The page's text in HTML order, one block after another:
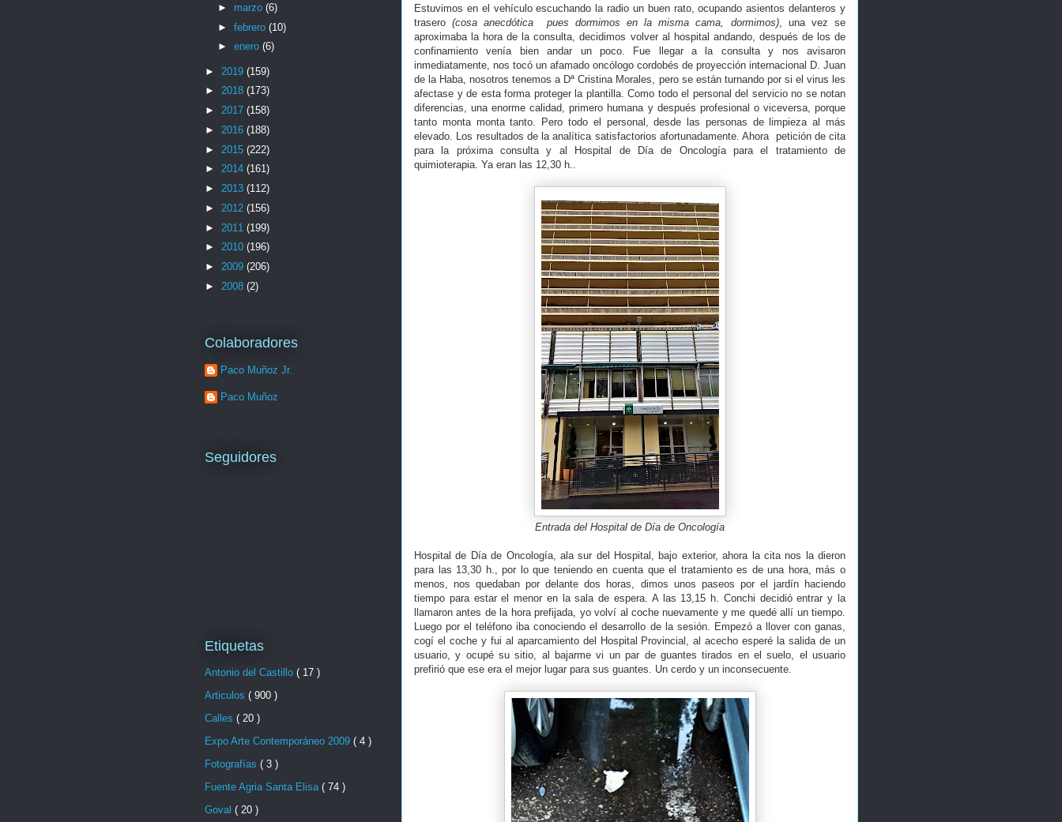
Estuvimos en el vehículo escuchando la radio un buen rato, ocupando asientos delanteros y
trasero(cosa anecdótica pues dormimos en la misma cama, dormimos), una vez se
aproximaba la hora de la consulta, decidimos volver al hospital andando, después de los de
confinamiento venía bien andar un poco. Fue llegar a la consulta y nos avisaron
inmediatamente, nos tocó un afamado oncólogo cordobés de proyección internacional D. Juan
de la Haba, nosotros tenemos a Dª Cristina Morales, pero se están turnando por si el virus les
afectase y de esta forma proteger la plantilla. Como todo el personal del servicio no se notan
diferencias, una enorme calidad, primero humana y después profesional o viceversa, porque
tanto monta monta tanto. Pero todo el personal, desde las personas de limpieza al más
elevado. Los resultados de la analítica satisfactorios afortunadamente. Ahora petición de cita
para la próxima consulta y al Hospital de Día de Oncología para el tratamiento de
quimioterapia. Ya eran las 12,30 h..
Entrada del Hospital de Día de Oncología
Hospital de Día de Oncología, ala sur del Hospital, bajo exterior, ahora la cita nos la dieron
para las 13,30 h., por lo que teniendo en cuenta que el tratamiento es de una hora, más o
menos, nos quedaban por delante dos horas, dimos unos paseos por el jardín haciendo
tiempo para estar el menor en la sala de espera. A las 13,15 h. Conchi decidió entrar y la
llamaron antes de la hora prefijada, yo volví al coche nuevamente y me quedé allí un tiempo.
Luego por el teléfono iba conociendo el desarrollo de la sesión. Empezó a llover con ganas,
cogí el coche y fui al aparcamiento del Hospital Provincial, al acecho esperé la salida de un
usuario, y ocupé su sitio, al bajarme vi un par de guantes tirados en el suelo, el usuario
prefirió que ese era el mejor lugar para sus guantes. Un cerdo y un inconsecuente.
► marzo (6)
► febrero (10)
► enero (6)
► 2019 (159)
► 2018 (173)
► 2017 (158)
► 2016 (188)
► 2015 (222)
► 2014 (161)
► 2013 (112)
► 2012 (156)
► 2011 (199)
► 2010 (196)
► 2009 (206)
► 2008 (2)
Colaboradores
Paco Muñoz Jr.
Paco Muñoz
Seguidores
Etiquetas
Antonio del Castillo ( 17 )
Articulos ( 900 )
Calles ( 20 )
Expo Arte Contemporáneo 2009 ( 4 )
Fotografías ( 3 )
Fuente Agria Santa Elisa ( 74 )
Goval ( 20 )